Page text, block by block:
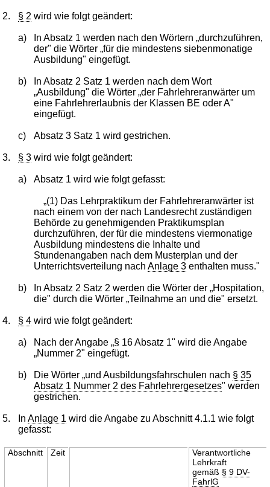
2. § 2 wird wie folgt geändert:
a)
In Absatz 1 werden nach den Wörtern „durchzuführen,
der" die Wörter „für die mindestens siebenmonatige
Ausbildung" eingefügt.
b)
In Absatz 2 Satz 1 werden nach dem Wort
„Ausbildung" die Wörter „der Fahrlehreranwärter um
eine Fahrlehrerlaubnis der Klassen BE oder A"
eingefügt.
c) Absatz 3 Satz 1 wird gestrichen.
3. § 3 wird wie folgt geändert:
a) Absatz 1 wird wie folgt gefasst:
„(1) Das Lehrpraktikum der Fahrlehreranwärter ist
nach einem von der nach Landesrecht zuständigen
Behörde zu genehmigenden Praktikumsplan
durchzuführen, der für die mindestens viermonatige
Ausbildung mindestens die Inhalte und
Stundenangaben nach dem Musterplan und der
Unterrichtsverteilung nach Anlage 3enthalten muss."
b)
In Absatz 2 Satz 2 werden die Wörter der „Hospitation,
die" durch die Wörter „Teilnahme an und die" ersetzt.
4. § 4 wird wie folgt geändert:
a)
Nach der Angabe „§ 16 Absatz 1" wird die Angabe
„Nummer 2" eingefügt.
b) Die Wörter „und Ausbildungsfahrschulen nach § 35
Absatz 1 Nummer 2 des Fahrlehrergesetzes" werden
gestrichen.
5. InAnlage 1 wird die Angabe zu Abschnitt 4.1.1 wie folgt
gefasst:
Abschnitt Zeit
Verantwortliche
Lehrkraft
gemäß § 9 DV-
FahrlG